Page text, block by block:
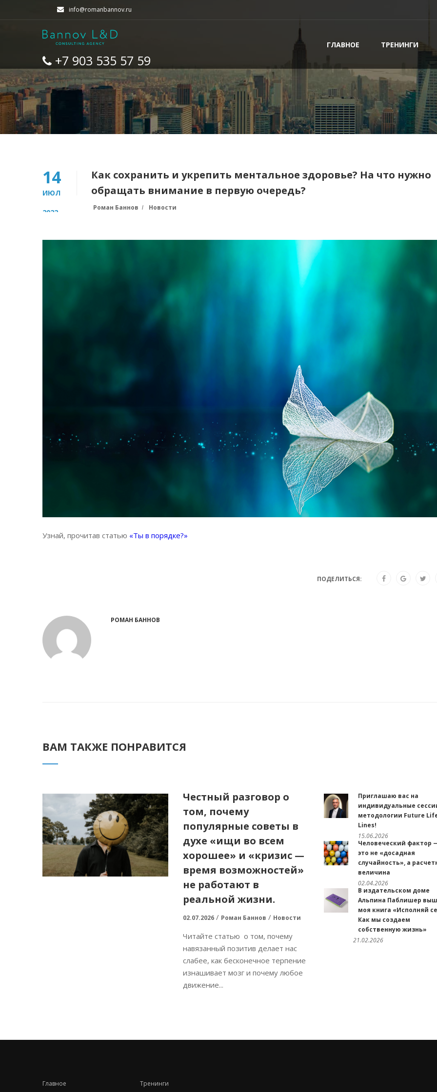
info@romanbannov.ru
+7 903 535 57 59
ГЛАВНОЕ ТРЕНИНГИ
14
ИЮЛ
2022
Как сохранить и укрепить ментальное здоровье? На что нужно
обращать внимание в первую очередь?
Роман Баннов Новости
Узнай, прочитав статью «Ты в порядке?»
ПОДЕЛИТЬСЯ:
РОМАН БАННОВ
ВАМ ТАКЖЕ ПОНРАВИТСЯ
Честный разговор о
том, почему
популярные советы в
духе «ищи во всем
хорошее» и «кризис —
время возможностей»
не работают в
реальной жизни.
02.07.2026 Роман Баннов Новости
Читайте статью о том, почему
навязанный позитив делает нас
слабее, как бесконечное терпение
изнашивает мозг и почему любое
движение...
Приглашаю вас на
индивидуальные
методологии Future
Lines!
15.06.2026
Человеческий фактор
это не «досадная
случайность», а
величина
02.04.2026
В издательском доме
Альпина Паблишер
моя книга «Исполняй
Как мы создаем
собственную жизнь»
21.02.2026
Главное Тренинги